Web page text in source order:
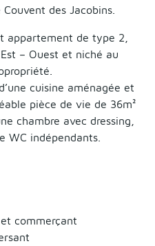
des Jacobins.
appartement de type 2,
– Ouest et niché au
cuisine aménagée et
pièce de vie de 36m²
chambre avec dressing,
WC indépendants.
commerçant